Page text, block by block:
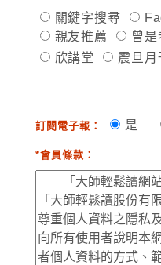
關鍵字搜尋
親友推薦
曾
欣講堂
震旦
訂閱電子報： 是
*會員條款：